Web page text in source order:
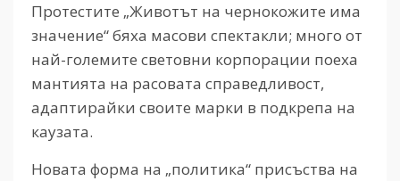
Протестите „Животът на чернокожите има
значение“ бяха масови спектакли; много от
най-големите световни корпорации поеха
мантията на расовата справедливост,
адаптирайки своите марки в подкрепа на
каузата.
Новата форма на „политика“ присъства на